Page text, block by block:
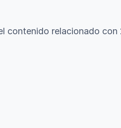
contenido relacionado con